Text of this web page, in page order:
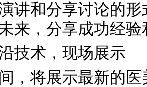
讲和分享讨论的
来，分享成功经
技术，现场展示
，将展示最新的